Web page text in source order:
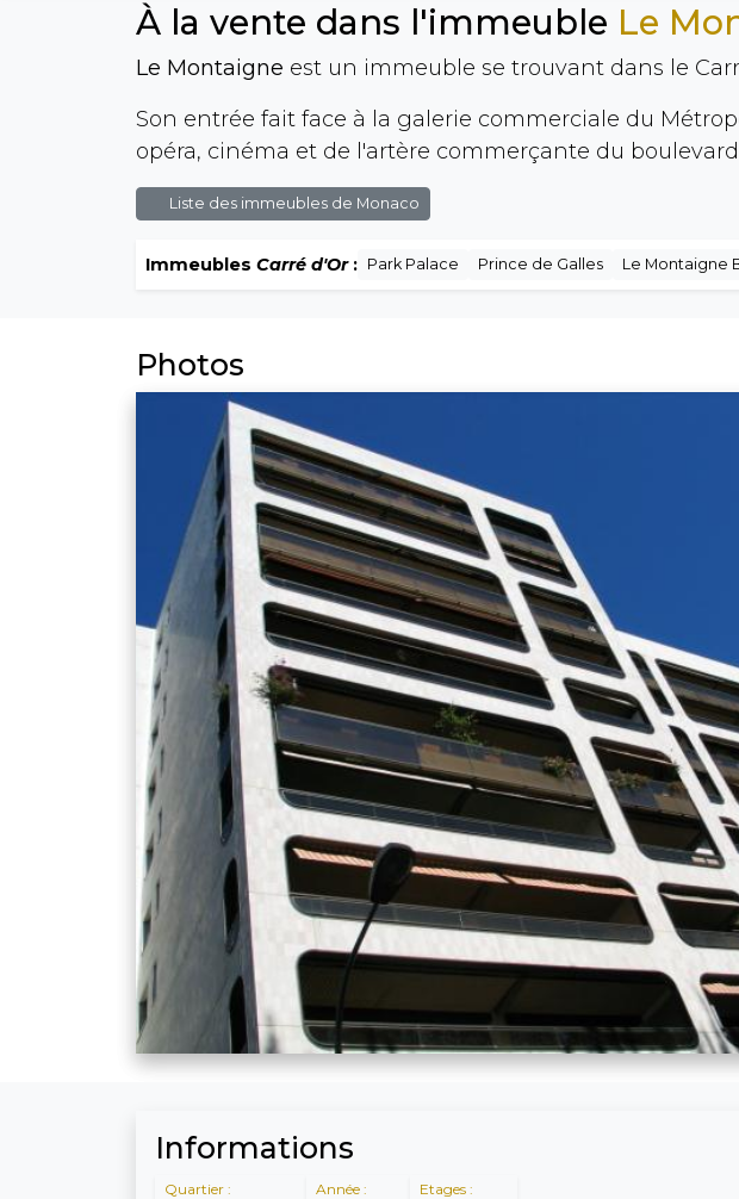
À la vente dans l'immeuble Le
Le Montaigne est un immeuble se trouvant dans le
Son entrée fait face à la galerie commerciale du
opéra, cinéma et de l'artère commerçante du
Liste des immeubles de Monaco
Immeubles Carré d'Or: Park Palace Prince de Galles Le Montaigne
Photos
Informations
Quartier : Année : Etages :